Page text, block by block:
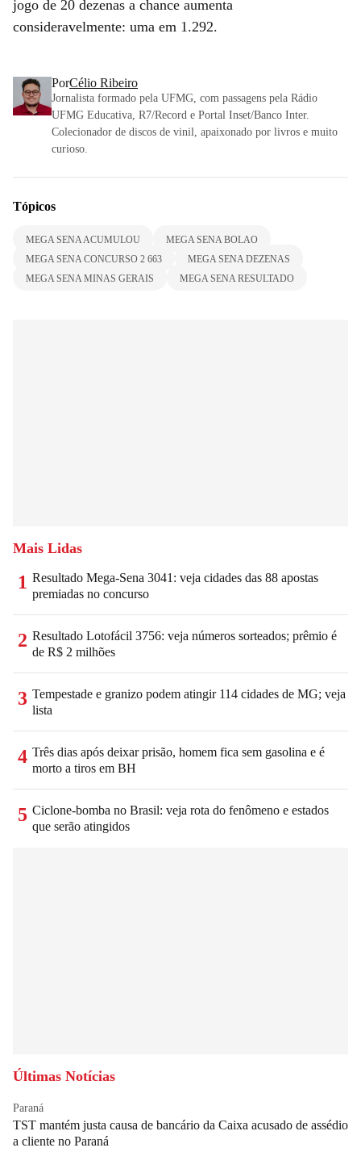
jogo de 20 dezenas a chance aumenta
consideravelmente: uma em 1.292.
PorCélio Ribeiro
Jornalista formado pela UFMG, com passagens pela Rádio
UFMG Educativa, R7/Record e Portal Inset/Banco Inter.
Colecionador de discos de vinil, apaixonado por livros e muito
curioso.
Tópicos
MEGA SENA ACUMULOU
MEGA SENA BOLAO
MEGA SENA CONCURSO 2 663
MEGA SENA DEZENAS
MEGA SENA MINAS GERAIS
MEGA SENA RESULTADO
Mais Lidas
1 Resultado Mega-Sena 3041: veja cidades das 88 apostas
premiadas no concurso
2 Resultado Lotofácil 3756: veja números sorteados; prêmio é
de R$ 2 milhões
3 Tempestade e granizo podem atingir 114 cidades de MG; veja
lista
4 Três dias após deixar prisão, homem fica sem gasolina e é
morto a tiros em BH
5 Ciclone-bomba no Brasil: veja rota do fenômeno e estados
que serão atingidos
Últimas Notícias
Paraná
TST mantém justa causa de bancário da Caixa acusado de assédio
a cliente no Paraná